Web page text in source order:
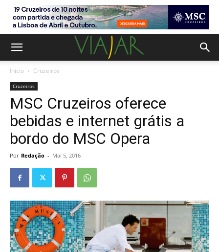
Início Cruzeiros
Cruzeiros
MSC Cruzeiros oferece
bebidas e internet grátis a
bordo do MSC Opera
Por Redação - Mai 5, 2016